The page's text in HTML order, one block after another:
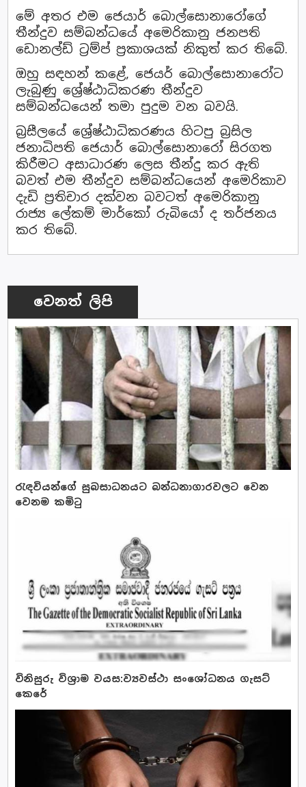
මේ අතර එම ජෙයාර් බොල්සොනාරෝගේ
තීන්දුව සම්බන්ධයේ අමෙරිකානු ජනපති
ඩොනල්ඩ් ට්‍රම්ප් ප්‍රකාශයක් නිකුත් කර තිබේ.
ඔහු සඳහන් කළේ, ජෙයර් බොල්සොනාරෝට
ලැබුණු ශ්‍රේෂ්ඨාධිකරණ තීන්දුව
සම්බන්ධයෙන් තමා පුදුම වන බවයි.
බ්‍රසීලයේ ශ්‍රේෂ්ඨාධිකරණය හිටපු බ්‍රසිල
ජනාධිපති ජෙයාර් බොල්සොනාරෝ සිරගත
කිරීමට අසාධාරණ ලෙස තීන්දු කර ඇති
බවත් එම තීන්දුව සම්බන්ධයෙන් අමෙරිකාව
දැඩි ප්‍රතිචාර දක්වන බවටත් අමෙරිකානු
රාජ්‍ය ලේකම් මාර්කෝ රුබියෝ ද තර්ජනය
කර තිබේ.
වෙනත් ලිපි
රැඳවියන්ගේ සුබසාධනයට බන්ධනාගාරවලට වෙන
වෙනම කමිටු
විනිසුරු විශ්‍රාම වයස:ව්‍යවස්ථා සංශෝධනය ගැසට්
කෙරේ